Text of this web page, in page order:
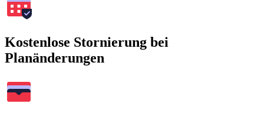
Kostenlose Stornierung bei
Planänderungen